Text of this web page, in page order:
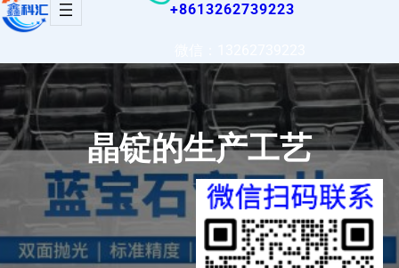
+8613262739223
晶锭的生产工艺